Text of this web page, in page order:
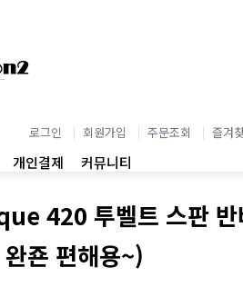
로그인 회원가입 주문조회 즐겨
개인결제 커뮤니티
420 투벨트 스판 반
죤 편해용~)